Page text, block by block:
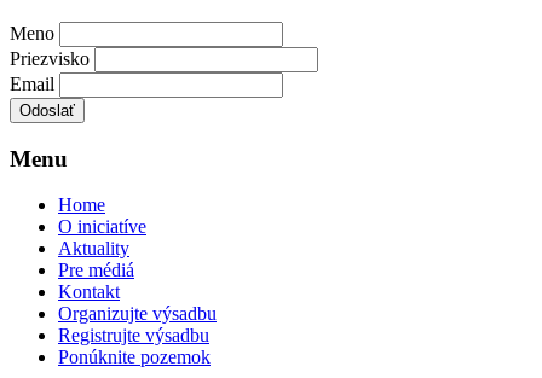
Meno
Priezvisko
Email
Menu
Home
O iniciatíve
Aktuality
Pre médiá
Kontakt
Organizujte výsadbu
Registrujte výsadbu
Ponúknite pozemok